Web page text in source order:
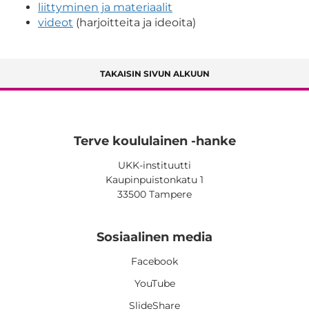
liittyminen ja materiaalit
videot (harjoitteita ja ideoita)
TAKAISIN SIVUN ALKUUN
Terve koululainen -hanke
UKK-instituutti
Kaupinpuistonkatu 1
33500 Tampere
Sosiaalinen media
Facebook
YouTube
SlideShare